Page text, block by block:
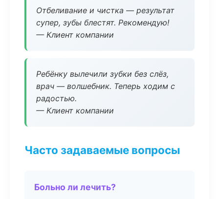
Отбеливание и чистка — результат
супер, зубы блестят. Рекомендую!
— Клиент компании
Ребёнку вылечили зубки без слёз,
врач — волшебник. Теперь ходим с
радостью.
— Клиент компании
Часто задаваемые вопросы
Больно ли лечить?